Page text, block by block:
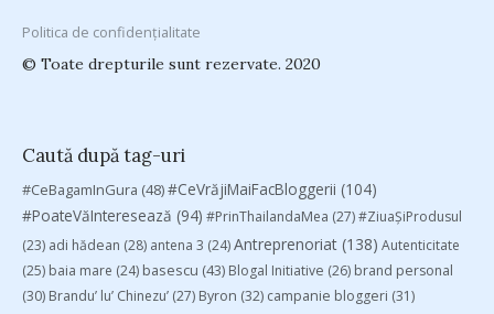
Politica de confidențialitate
© Toate drepturile sunt rezervate. 2020
Caută după tag-uri
#CeBagamInGura (48)#CeVrăjiMaiFacBloggerii (104)
#PoateVăInteresează (94) #PrinThailandaMea (27)#ZiuaȘiProdusul
(23) adi hădean (28) antena 3 (24)Antreprenoriat (138) Autenticitate
(25) baia mare (24) basescu (43) Blogal Initiative (26) brand personal
(30) Brandu’ lu’ Chinezu’ (27) Byron (32) campanie bloggeri (31)